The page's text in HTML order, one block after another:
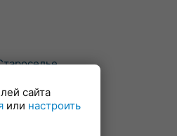
сайта
или настроить